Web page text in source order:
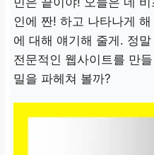
인에 짠! 하고 나타나게
에 대해 얘기해 줄게. 정
전문적인 웹사이트를 만
밀을 파헤쳐 볼까?